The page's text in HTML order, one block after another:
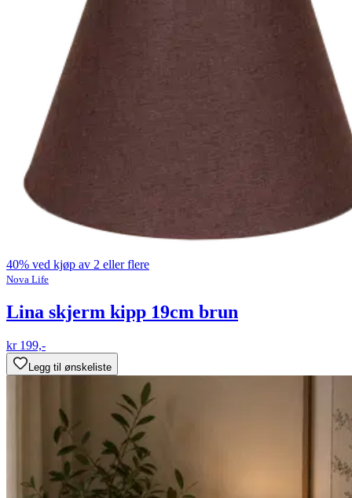
40% ved kjøp av 2 eller flere
Nova Life
Lina skjerm kipp 19cm brun
kr 199,-
Legg til ønskeliste